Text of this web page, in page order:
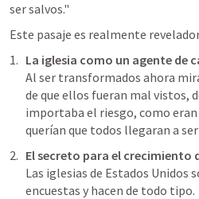
ser salvos."
Este pasaje es realmente
La iglesia como un agente de
Al ser transformados ahora
de que ellos fueran mal vistos,
importaba el riesgo, como
querían que todos llegaran a
El secreto para el crecimiento
Las iglesias de Estados Unidos
encuestas y hacen de todo tipo.